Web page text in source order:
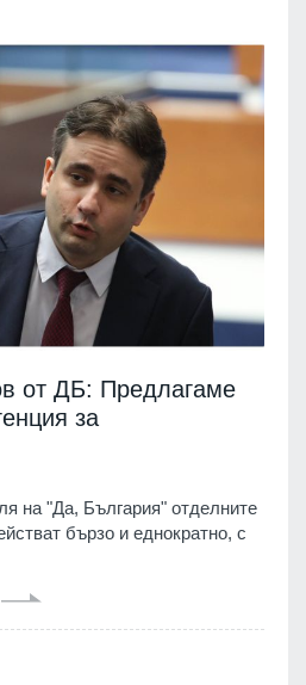
от ДБ: Предлагаме
за
на "Да, България" отделните
бързо и еднократно, с